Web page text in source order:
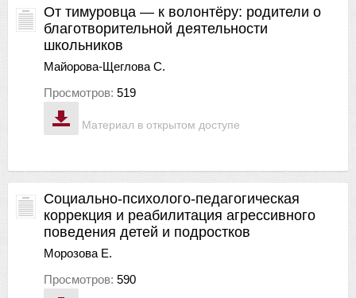
Материал в открытом доступе
От тимуровца — к волонтёру: родители о
благотворительной деятельности
школьников
Майорова-Щеглова С.
Просмотров: 519
Социально-психолого-педагогическая
коррекция и реабилитация агрессивного
поведения детей и подростков
Морозова Е.
Просмотров: 590